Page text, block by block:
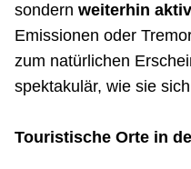
sondern weiterhin
Emissionen oder
zum natürlichen
spektakulär, wie sie
Touristische Orte in